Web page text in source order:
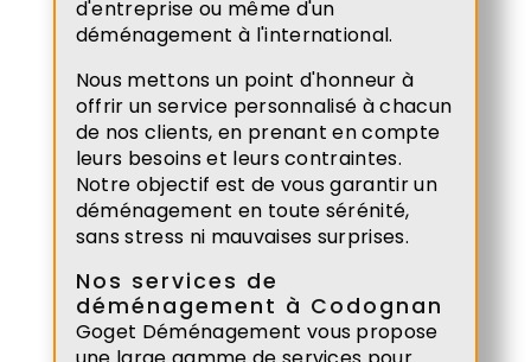
d'entreprise ou même d'un
déménagement à l'international.
Nous mettons un point d'honneur à
offrir un service personnalisé à chacun
de nos clients, en prenant en compte
leurs besoins et leurs contraintes.
Notre objectif est de vous garantir un
déménagement en toute sérénité,
sans stress ni mauvaises surprises.
Nos services de
déménagement à Codognan
Goget Déménagement vous propose